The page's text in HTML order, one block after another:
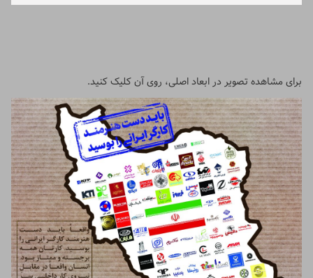
برای مشاهده تصویر در ابعاد اصلی، روی آن کلیک کنید.